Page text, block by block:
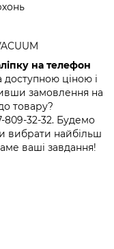
на телефон
доступною ціною і
замовлення на
товару?
809-32-32. Будемо
вибрати найбільш
ваші завдання!